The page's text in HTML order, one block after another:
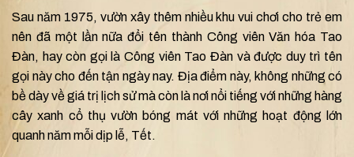
Sau năm 1975, vườn xây thêm nhiều khu vui chơi cho trẻ em
nên đã một lần nữa đổi tên thành Công viên Văn hóa Tao
Đàn, hay còn gọi là Công viên Tao Đàn và được duy trì tên
gọi này cho đến tận ngày nay. Địa điểm này, không những có
bề dày về giá trị lịch sử mà còn là nơi nổi tiếng với những hàng
cây xanh cổ thụ vườn bóng mát với những hoạt động lớn
quanh năm mỗi dịp lễ, Tết.